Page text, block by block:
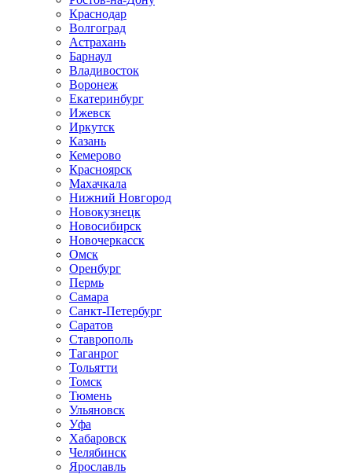
Краснодар
Волгоград
Астрахань
Барнаул
Владивосток
Воронеж
Екатеринбург
Ижевск
Иркутск
Казань
Кемерово
Красноярск
Махачкала
Нижний Новгород
Новокузнецк
Новосибирск
Новочеркаcск
Омск
Оренбург
Пермь
Самара
Санкт-Петербург
Саратов
Ставрополь
Таганрог
Тольятти
Томск
Тюмень
Ульяновск
Уфа
Хабаровск
Челябинск
Ярославль